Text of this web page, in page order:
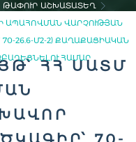
ԹԱՓՈՒՐ ԱՇԽԱՏԱՏԵՂ
ԱՊԱՀՈՎՄԱՆ ՎԱՐՉՈՒԹՅԱՆ
26.6-Մ2-2) ՔԱՂԱՔԱՑԻԱԿԱՆ
ՀԱՄԱՐ
ՀՀ ՍԱՏՄ